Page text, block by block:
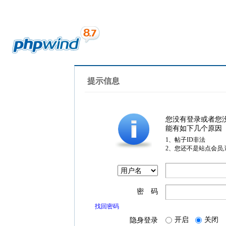
提示信息
您没有登录或者您
能有如下几个原因
1、帖子ID非法
2、您还不是站点会员
密 码
找回密码
隐身登录 开启 关闭